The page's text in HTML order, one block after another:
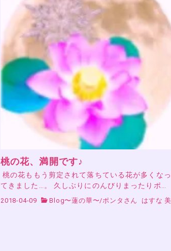
桃の花、満開です♪
桃の花ももう剪定されて落ちている花が多くなっ
てきました…。 久しぶりにのんびりまったりポ…
2018-04-09 Blog〜蓮の華〜/ポンタさん はすな